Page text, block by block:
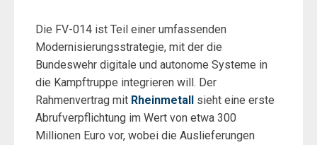
Die FV-014 ist Teil einer umfassenden
Modernisierungsstrategie, mit der die
Bundeswehr digitale und autonome Systeme in
die Kampftruppe integrieren will. Der
Rahmenvertrag mit Rheinmetall sieht eine erste
Abrufverpflichtung im Wert von etwa 300
Millionen Euro vor, wobei die Auslieferungen